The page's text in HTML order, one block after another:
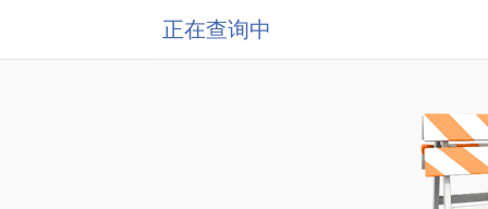
正在查询中